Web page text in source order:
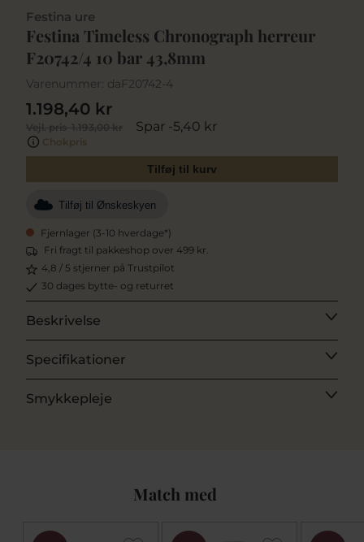
Festina ure
Festina Timeless Chronograph herreur
F20742/4 10 bar 43,8mm
Varenummer: daF20742-4
Vejl. pris1.193,00 kr Spar -5,40 kr
1.198,40 kr
Chokpris
Tilføj til kurv
Tilføj til Ønskeskyen
Fjernlager (3-10 hverdage*)
Fri fragt til pakkeshop over 499 kr.
4,8 / 5 stjerner på Trustpilot
30 dages bytte- og returret
Beskrivelse
Specifikationer
Smykkepleje
Match med